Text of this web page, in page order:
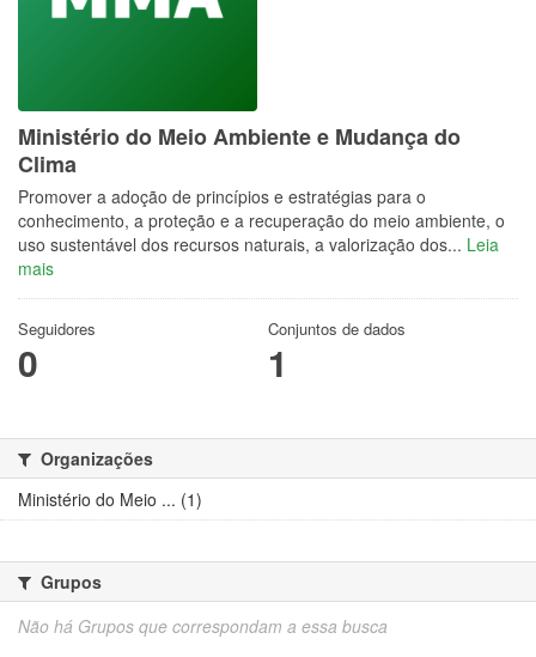
Ministério do Meio Ambiente e Mudança do
Clima
Promover a adoção de princípios e estratégias para o
conhecimento, a proteção e a recuperação do meio ambiente, o
uso sustentável dos recursos naturais, a valorização dos... Leia
mais
Seguidores
0
Conjuntos de dados
1
Organizações
Ministério do Meio ... (1)
Grupos
Não há Grupos que correspondam a essa busca